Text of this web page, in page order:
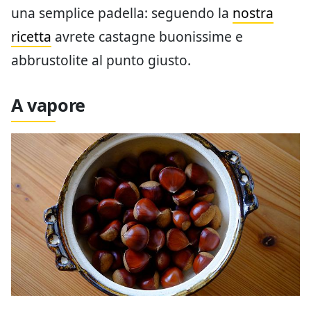
una semplice padella: seguendo la nostra
ricetta avrete castagne buonissime e
abbrustolite al punto giusto.
A vapore